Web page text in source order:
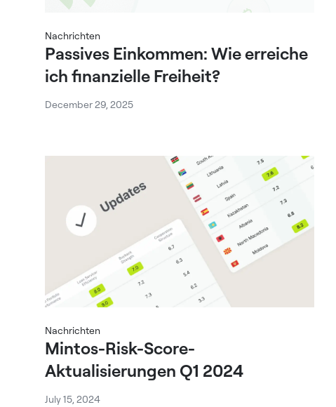
Nachrichten
Passives Einkommen: Wie erreiche
ich finanzielle Freiheit?
December 29, 2025
Nachrichten
Mintos-Risk-Score-
Aktualisierungen Q1 2024
July 15, 2024